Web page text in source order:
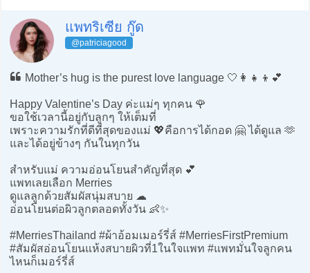
แพทริเซีย กู๊ด
@patriciagood
Mother’s hug is the purest love language 🤍👩‍👧‍👦💕
Happy Valentine’s Day ค่ะแม่ๆ ทุกคน 🌹
ขอใช้เวลานี้อยู่กับลูกๆ ให้เต็มที่
เพราะความรักที่ดีที่สุดของแม่ 💖คือการได้กอด 🤗 ได้ดูแล 🫶
และได้อยู่ข้างๆ กันในทุกวัน
สำหรับแม่ ความอ่อนโยนสำคัญที่สุด 💕
แพทเลยเลือก Merries
ดูแลลูกด้วยสัมผัสนุ่มสบาย ☁️
อ่อนโยนต่อผิวลูกตลอดทั้งวัน 👶✨
#MerriesThailand #ผ้าอ้อมเมอร์รี่ส์ #MerriesFirstPremium
#สัมผัสอ่อนโยนแห้งสบายผิวที่1ในใจแพท #แพทมั่นใจลูกคน
ไหนก็เมอร์รี่ส์